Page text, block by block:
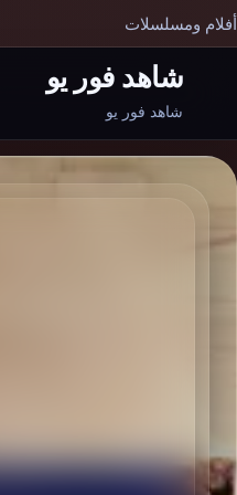
أفلام ومسلسلات
شاهد فور يو
شاهد فور يو